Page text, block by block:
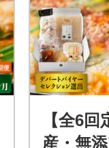
【全6
産・無